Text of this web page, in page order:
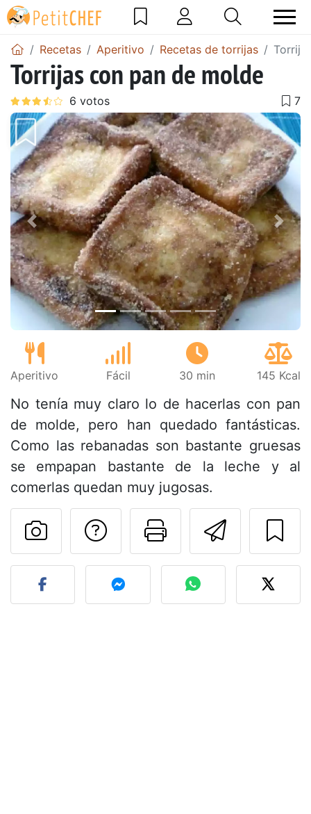
Recetas Aperitivo Recetas de torrijas
Torrijas con pan de molde
Anterior
Aperitivo Fácil 30 min 145 Kcal
No tenía muy claro lo de hacerlas con pan
de molde, pero han quedado fantásticas.
Como las rebanadas son bastante gruesas
se empapan bastante de la leche y al
comerlas quedan muy jugosas.
Imprimir
Preguntar al autor
Publicar la foto de esta